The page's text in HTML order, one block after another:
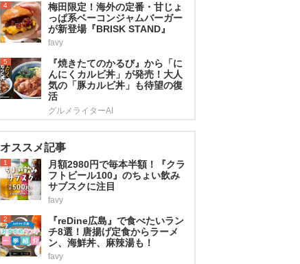
4
梅田限定！海外の定番・甘じょ
っぱ系ベーコンジャムバーガー
が新登場『BRISK STAND』
favy
5
『焼きたてのかるび』から「に
んにくカルビ丼」が発売！大人
気の「豚カルビ丼」も待望の復
活
グルメライターAI
オススメ記事
1
月額2980円で毎本半額！『クラ
フトビール100』のちょい飲み
サブスクに注目
favy
2
『reDine広島』で食べたいラン
チ8選！唐揚げ定食からラーメ
ン、海鮮丼、麻辣湯も！
favy